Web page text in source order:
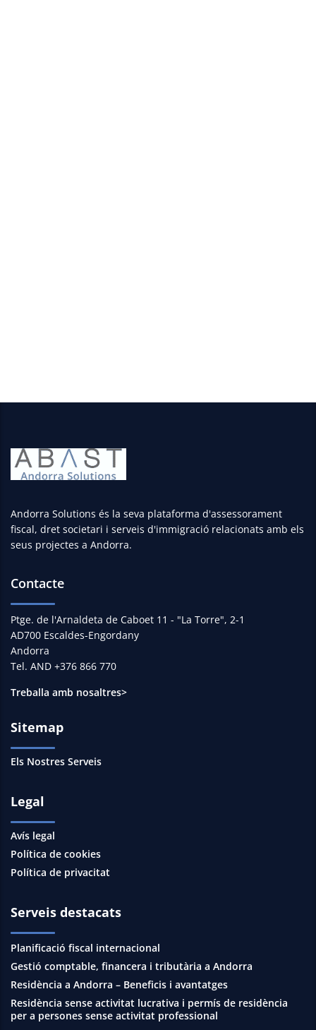
Andorra Solutions és la seva plataforma d'assessorament
fiscal, dret societari i serveis d'immigració relacionats amb els
seus projectes a Andorra.
Contacte
Ptge. de l'Arnaldeta de Caboet 11 - "La Torre", 2-1
AD700 Escaldes-Engordany
Andorra
Tel. AND +376 866 770
Treballa amb nosaltres>
Sitemap
Els Nostres Serveis
Legal
Avís legal
Política de cookies
Política de privacitat
Serveis destacats
Planificació fiscal internacional
Gestió comptable, financera i tributària a Andorra
Residència a Andorra – Beneficis i avantatges
Residència sense activitat lucrativa i permís de residència
per a persones sense activitat professional